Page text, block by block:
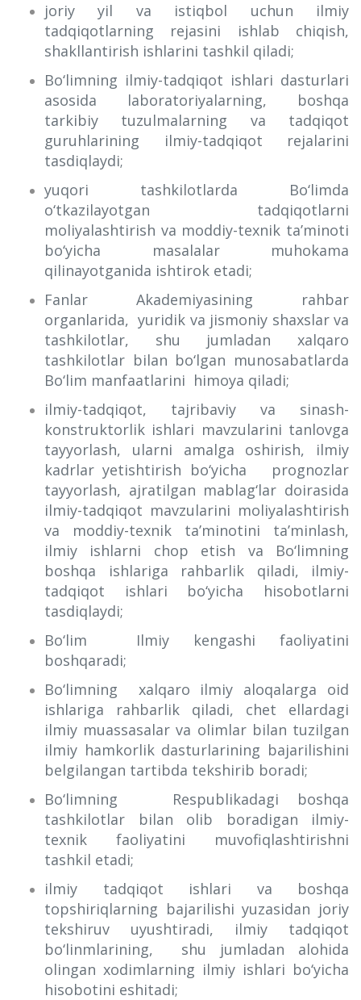
joriy yil va istiqbol uchun ilmiy
tadqiqotlarning rejasini ishlab chiqish,
shakllantirish ishlarini tashkil qiladi;
Bo‘limning ilmiy-tadqiqot ishlari dasturlari
asosida laboratoriyalarning, boshqa
tarkibiy tuzulmalarning va tadqiqot
guruhlarining ilmiy-tadqiqot rejalarini
tasdiqlaydi;
yuqori tashkilotlarda Bo‘limda
o‘tkazilayotgan tadqiqotlarni
moliyalashtirish va moddiy-texnik ta’minoti
bo‘yicha masalalar muhokama
qilinayotganida ishtirok etadi;
Fanlar Akademiyasining rahbar
organlarida, yuridik va jismoniy shaxslar va
tashkilotlar, shu jumladan xalqaro
tashkilotlar bilan bo‘lgan munosabatlarda
Bo‘lim manfaatlarini himoya qiladi;
ilmiy-tadqiqot, tajribaviy va sinash-
konstruktorlik ishlari mavzularini tanlovga
tayyorlash, ularni amalga oshirish, ilmiy
kadrlar yetishtirish bo‘yicha prognozlar
tayyorlash, ajratilgan mablag‘lar doirasida
ilmiy-tadqiqot mavzularini moliyalashtirish
va moddiy-texnik ta’minotini ta’minlash,
ilmiy ishlarni chop etish va Bo‘limning
boshqa ishlariga rahbarlik qiladi, ilmiy-
tadqiqot ishlari bo‘yicha hisobotlarni
tasdiqlaydi;
Bo‘lim Ilmiy kengashi faoliyatini
boshqaradi;
Bo‘limning xalqaro ilmiy aloqalarga oid
ishlariga rahbarlik qiladi, chet ellardagi
ilmiy muassasalar va olimlar bilan tuzilgan
ilmiy hamkorlik dasturlarining bajarilishini
belgilangan tartibda tekshirib boradi;
Bo‘limning Respublikadagi boshqa
tashkilotlar bilan olib boradigan ilmiy-
texnik faoliyatini muvofiqlashtirishni
tashkil etadi;
ilmiy tadqiqot ishlari va boshqa
topshiriqlarning bajarilishi yuzasidan joriy
tekshiruv uyushtiradi, ilmiy tadqiqot
bo‘linmlarining, shu jumladan alohida
olingan xodimlarning ilmiy ishlari bo‘yicha
hisobotini eshitadi;